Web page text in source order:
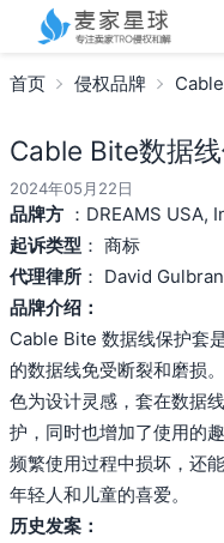
首页 侵权品牌
Cable Bite数据
2024年05月22日
品牌方：DREAMS USA,
起诉类型 ： 商标
代理律所： David
品牌介绍：
Cable Bite 数据线保护套
的数据线免受断裂和磨损
色为设计灵感，套在数据
护，同时也增加了使用的
频繁使用过程中损坏，还
年轻人和儿童的喜爱。
历史发案：